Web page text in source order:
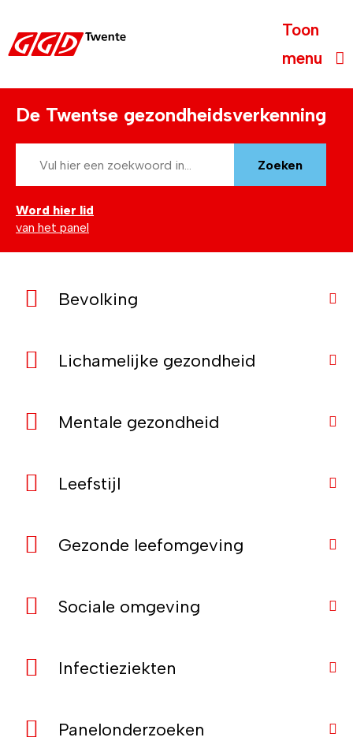
Toon
menu
De Twentse gezondheidsverkenning
Word hier lid
van het panel
Bevolking
Lichamelijke gezondheid
Mentale gezondheid
Leefstijl
Gezonde leefomgeving
Sociale omgeving
Infectieziekten
Panelonderzoeken